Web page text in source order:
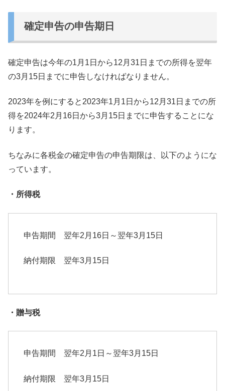
確定申告の申告期日
確定申告は今年の1月1日から12月31日までの所得を翌年
の3月15日までに申告しなければなりません。
2023年を例にすると2023年1月1日から12月31日までの所
得を2024年2月16日から3月15日までに申告すること にな
ります。
ちなみに各税金の確定申告の申告期限は、
以下のようにな
っています。
・所得税
申告期間 翌年2月16日～翌年3月15日
納付期限 翌年3月15日
・贈与税
申告期間 翌年2月1日～翌年3月15日
納付期限 翌年3月15日